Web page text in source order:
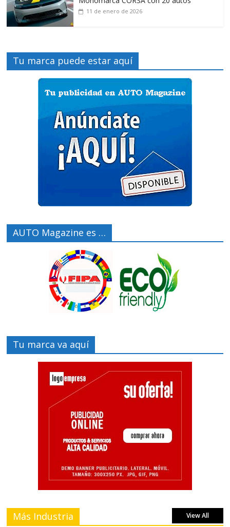
11 de enero de 2026
Tu marca puede estar aquí
AUTO Magazine es …
Tu marca va aquí
Más Industria View All